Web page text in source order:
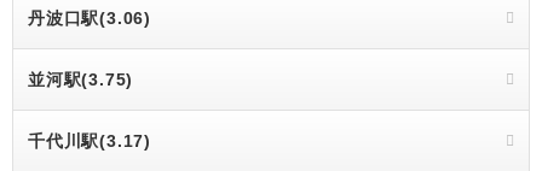
丹波口駅(3.06)
並河駅(3.75)
千代川駅(3.17)